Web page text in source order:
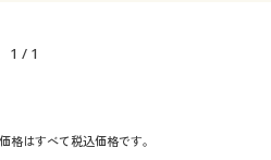
1 / 1
格はすべて税込価格です。